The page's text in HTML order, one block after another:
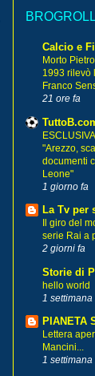
BROGROLL
Calcio e
Morto
1993 rilevò
Franco
21 ore fa
"Arezzo,
documenti
Leone"
1 giorno fa
La Tv per
Il giro del
serie Rai a
2 giorni fa
Storie di
hello world
1 settimana
PIANETA
Lettera
Mancini...
1 settimana